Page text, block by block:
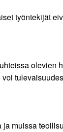
työntekijät
muissa